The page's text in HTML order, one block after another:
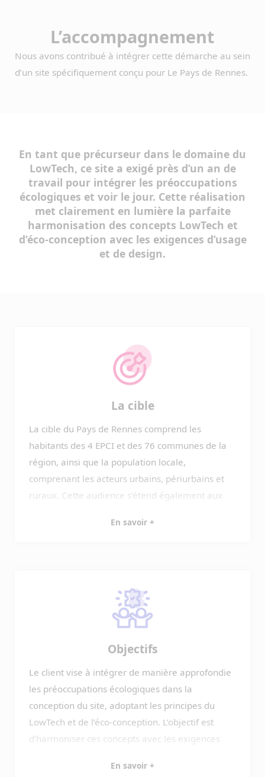
L’accompagnement
Nous avons contribué à intégrer cette démarche au sein
d’un site spécifiquement conçu pour Le Pays de Rennes.
En tant que précurseur dans le domaine du
LowTech, ce site a exigé près d’un an de
travail pour intégrer les préoccupations
écologiques et voir le jour. Cette réalisation
met clairement en lumière la parfaite
harmonisation des concepts LowTech et
d’éco-conception avec les exigences d’usage
et de design.
La cible
La cible du Pays de Rennes comprend les
habitants des 4 EPCI et des 76 communes de la
région, ainsi que la population locale,
comprenant les acteurs urbains, périurbains et
ruraux. Cette audience s’étend également aux
d’autres parties prenantes impliquées dans le
En savoir +
Objectifs
Le client vise à intégrer de manière approfondie
les préoccupations écologiques dans la
conception du site, adoptant les principes du
LowTech et de l’éco-conception. L’objectif est
d’harmoniser ces concepts avec les exigences
en tant que pionnier dans le domaine du
En savoir +